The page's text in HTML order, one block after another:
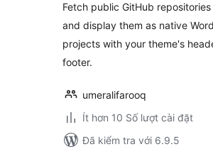
Fetch public GitHub repositories
and display them as native
projects with your theme's
footer.
umeralifarooq
Ít hơn 10 Số lượt cài đặt
Đã kiểm tra với 6.9.5